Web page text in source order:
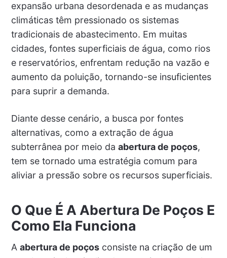
expansão urbana desordenada e as mudanças
climáticas têm pressionado os sistemas
tradicionais de abastecimento. Em muitas
cidades, fontes superficiais de água, como rios
e reservatórios, enfrentam redução na vazão e
aumento da poluição, tornando-se insuficientes
para suprir a demanda.
Diante desse cenário, a busca por fontes
alternativas, como a extração de água
subterrânea por meio da abertura de poços,
tem se tornado uma estratégia comum para
aliviar a pressão sobre os recursos superficiais.
O Que É A Abertura De Poços E
Como Ela Funciona
A abertura de poçosconsiste na criação de um